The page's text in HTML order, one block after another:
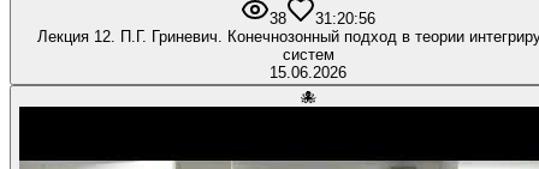
38 31:20:56
Лекция 12. П.Г. Гриневич. Конечнозонный подход в теории
систем
15.06.2026
🐙